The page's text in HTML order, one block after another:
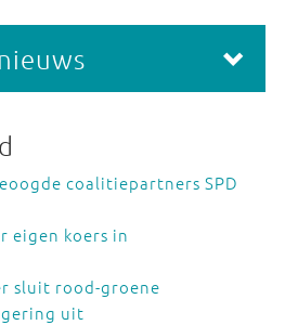
coalitiepartners SPD
eigen koers in
sluit rood-groene
uit